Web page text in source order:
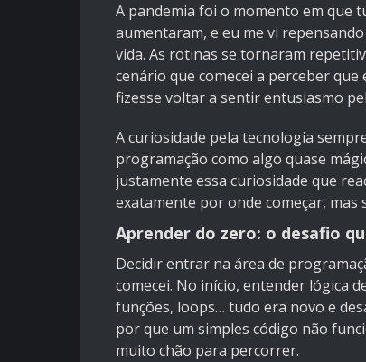
A pandemia foi o momento em que
aumentaram, e eu me vi
vida. As rotinas se tornaram
cenário que comecei a perceber
fizesse voltar a sentir entusiasmo
A curiosidade pela tecnologia
programação como algo quase
justamente essa curiosidade que
exatamente por onde começar, mas
Aprender do zero: o desafio
Decidir entrar na área de
comecei. No início, entender lógica
funções, loops… tudo era novo e
por que um simples código não
muito chão para percorrer.